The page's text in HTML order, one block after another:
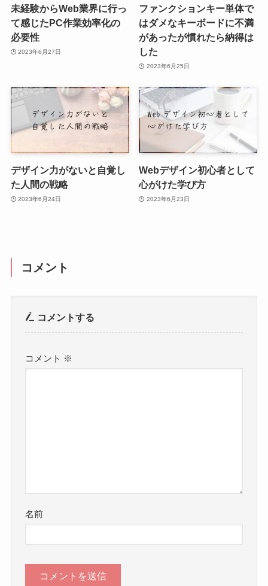
未経験からWeb業界に行っ
て感じたPC作業効率化の
必要性
2023年6月27日
ファンクションキー単体で
はダメなキーボードに不満
があったが慣れたら納得は
した
2023年6月25日
デザイン力がないと自覚し
た人間の戦略
2023年6月24日
Webデザイン初心者として
心がけた学び方
2023年6月23日
コメント
コメントする
コメント ※
名前